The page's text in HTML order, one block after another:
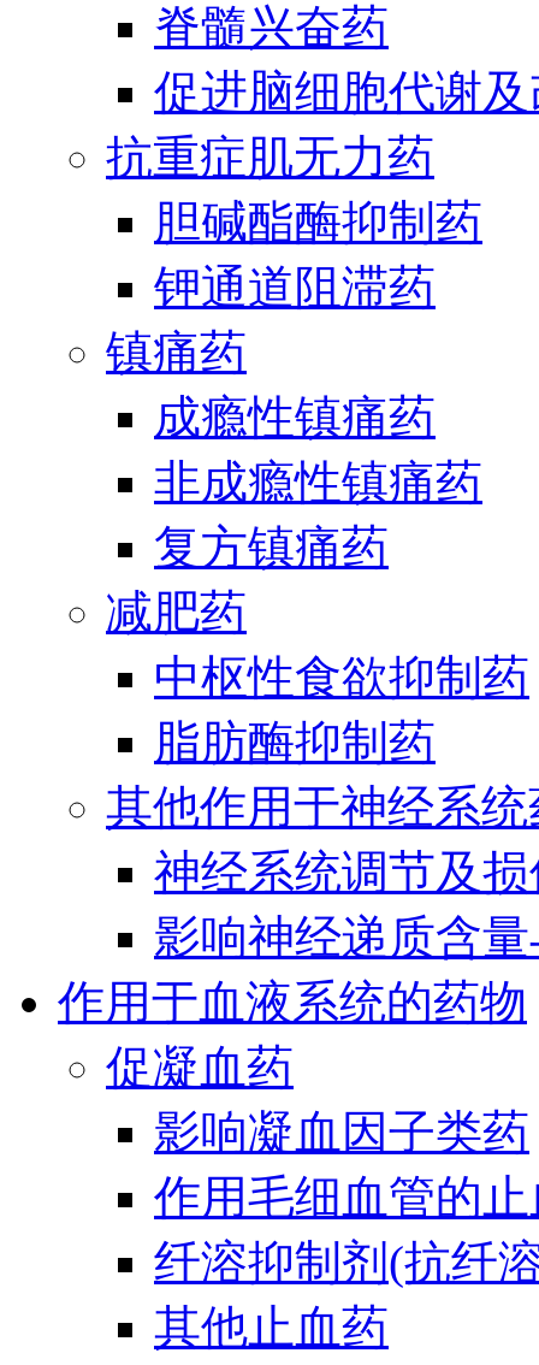
脊髓兴奋药
促进脑细胞代谢
抗重症肌无力药
胆碱酯酶抑制药
钾通道阻滞药
镇痛药
成瘾性镇痛药
非成瘾性镇痛药
复方镇痛药
减肥药
中枢性食欲抑制药
脂肪酶抑制药
其他作用于神经系统
神经系统调节及
影响神经递质含
作用于血液系统的药物
促凝血药
影响凝血因子类药
作用毛细血管的
纤溶抑制剂(抗纤
其他止血药